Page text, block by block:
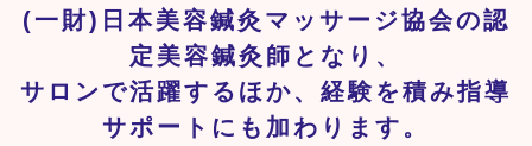
(一財)日本美容鍼灸マッサージ協会の認
定美容鍼灸師となり、
サロンで活躍するほか、経験を積み指導
サポートにも加わります。